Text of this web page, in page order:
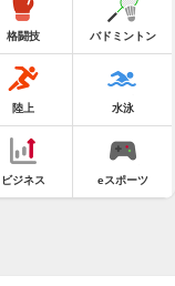
格闘技 バドミントン
陸上 水泳
ビジネス eスポーツ